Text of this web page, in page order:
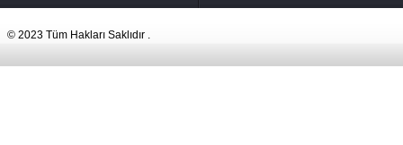
© 2023 Tüm Hakları Saklıdır .